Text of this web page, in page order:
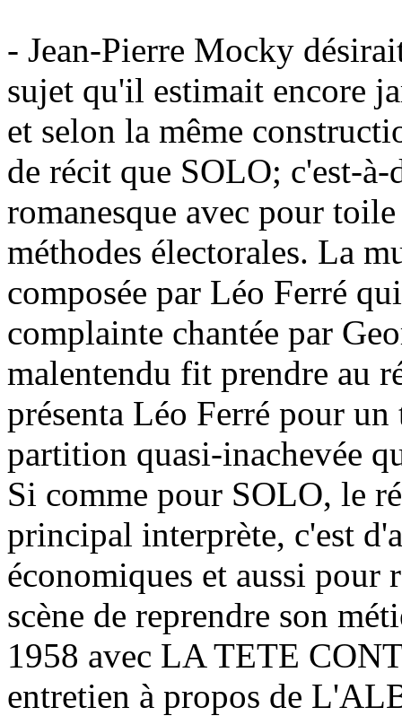
- Jean-Pierre Mocky
sujet qu'il estimait encore
et selon la même
de récit que SOLO; c'est-
romanesque avec pour
méthodes électorales. La
composée par Léo Ferré
complainte chantée par
malentendu fit prendre au
présenta Léo Ferré pour
partition quasi-inachevée
Si comme pour SOLO, le
principal interprète, c'est
économiques et aussi pour
scène de reprendre son
1958 avec LA TETE
entretien à propos de